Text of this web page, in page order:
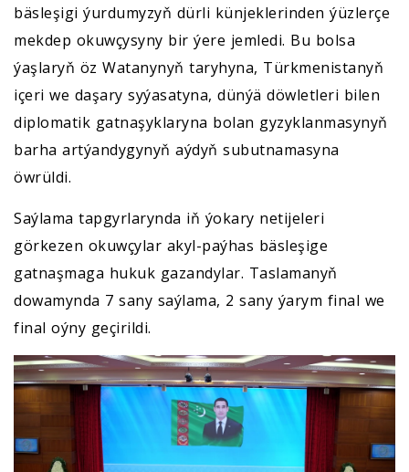
bäsleşigi ýurdumyzyň dürli künjeklerinden ýüzlerçe
mekdep okuwçysyny bir ýere jemledi. Bu bolsa
ýaşlaryň öz Watanynyň taryhyna, Türkmenistanyň
içeri we daşary syýasatyna, dünýä döwletleri bilen
diplomatik gatnaşyklaryna bolan gyzyklanmasynyň
barha artýandygynyň aýdyň subutnamasyna
öwrüldi.
Saýlama tapgyrlarynda iň ýokary netijeleri
görkezen okuwçylar akyl-paýhas bäsleşige
gatnaşmaga hukuk gazandylar. Taslamanyň
dowamynda 7 sany saýlama, 2 sany ýarym final we
final oýny geçirildi.